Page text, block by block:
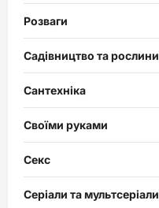
Розваги
Садівництво та рослини
Сантехніка
Своїми руками
Секс
Серіали та мультсеріали